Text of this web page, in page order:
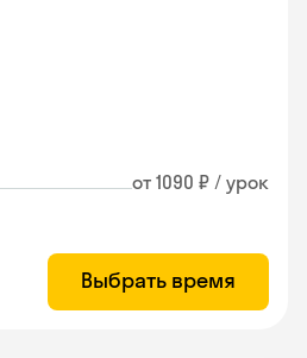
от 1090 ₽ / урок
Выбрать время